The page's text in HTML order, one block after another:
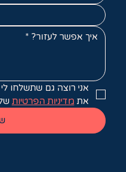
את מדיניות הפרטיות